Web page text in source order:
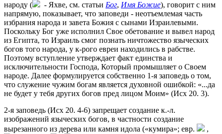
народу (
- Яхве, см. статьи Бог, Имя Божие), говорит с ним
напрямую, показывает, что заповеди - неотъемлемая часть
избрания народа и завета Божия с сынами Израилевыми.
Поскольку Бог уже исполнил Свое обетование и вывел народ
из Египта, то Израиль смог познать ничтожество языческих
богов того народа, у к-рого евреи находились в рабстве.
Поэтому вступление утверждает факт единства и
исключительности Господа, Который промышляет о Своем
народе. Далее формулируется собственно 1-я заповедь о том,
что служение чужим богам является духовной ошибкой: «...да
не будет у тебя других богов пред лицом Моим» (Исх 20. 3).
2-я заповедь (Исх 20. 4-6) запрещает создание к.-л.
изображений языческих богов, в частности создание
вырезанного из дерева или камня идола («кумира»; евр.
,